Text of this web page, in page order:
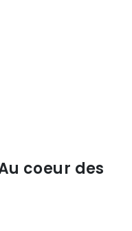
coeur des